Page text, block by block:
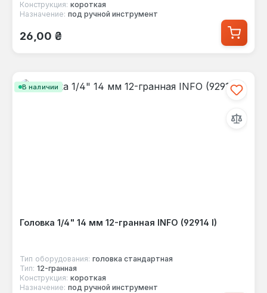
Конструкция: короткая
Назначение: под ручной инструмент
Обычная цена:
26,00 ₴
В наличии
Головка 1/4" 14 мм 12-гранная INFO (92914 I)
Тип оборудования: головка стандартная
Тип: 12-гранная
Конструкция: короткая
Назначение: под ручной инструмент